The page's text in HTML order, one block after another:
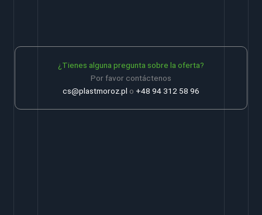
¿Tienes alguna pregunta sobre la oferta?
Por favor contáctenos
cs@plastmoroz.pl o +48 94 312 58 96